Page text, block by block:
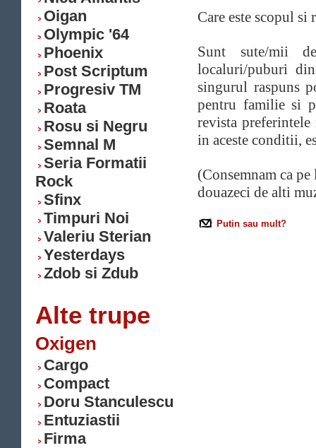
Oigan
Olympic '64
Phoenix
Post Scriptum
Progresiv TM
Roata
Rosu si Negru
Semnal M
Seria Formatii
Rock
Sfinx
Timpuri Noi
Valeriu Sterian
Yesterdays
Zdob si Zdub
Alte trupe
Oxigen
Cargo
Compact
Doru Stanculescu
Entuziastii
Firma
Care este scopul si
Sunt sute/mii
localuri/puburi
singurul raspuns
pentru familie si
revista
in aceste conditii,
(Consemnam ca
douazeci de alti
Putin sau mult?